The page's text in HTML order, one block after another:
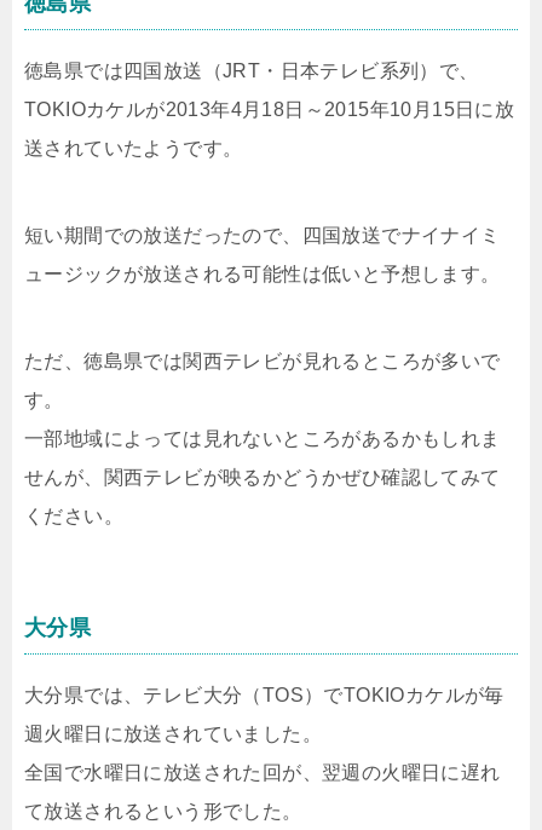
徳島県では四国放送（JRT・日本テレビ系列）で、
TOKIOカケルが2013年4月18日～2015年10月15日に放
送されていたようです。
短い期間での放送だったので、四国放送でナイナイミ
ュージックが放送される可能性は低いと予想します。
ただ、徳島県では関西テレビが見れるところが多いで
す。
一部地域によっては見れないところがあるかもしれま
せんが、関西テレビが映るかどうかぜひ確認してみて
ください。
大分県
大分県では、テレビ大分（TOS）でTOKIOカケルが毎
週火曜日に放送されていました。
全国で水曜日に放送された回が、翌週の火曜日に遅れ
て放送されるという形でした。